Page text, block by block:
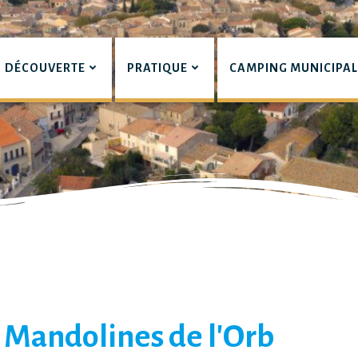
DÉCOUVERTE PRATIQUE CAMPING MUNICIPAL
Mandolines de l'Orb